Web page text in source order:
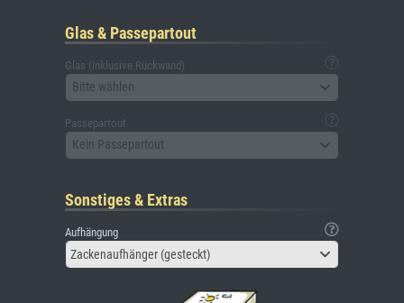
Glas & Passepartout
Glas (inklusive Rückwand)
Bitte wählen
Passepartout
Kein Passepartout
Sonstiges & Extras
Aufhängung
Zackenaufhänger (gesteckt)